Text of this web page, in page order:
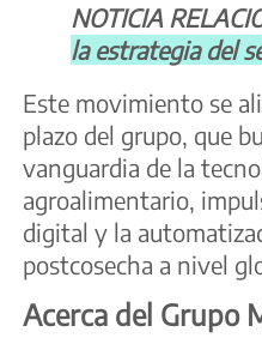
NOTICIA
la estrategia del
Este movimiento se
plazo del grupo, que
vanguardia de la
agroalimentario,
digital y la
postcosecha a nivel
Acerca del Grupo